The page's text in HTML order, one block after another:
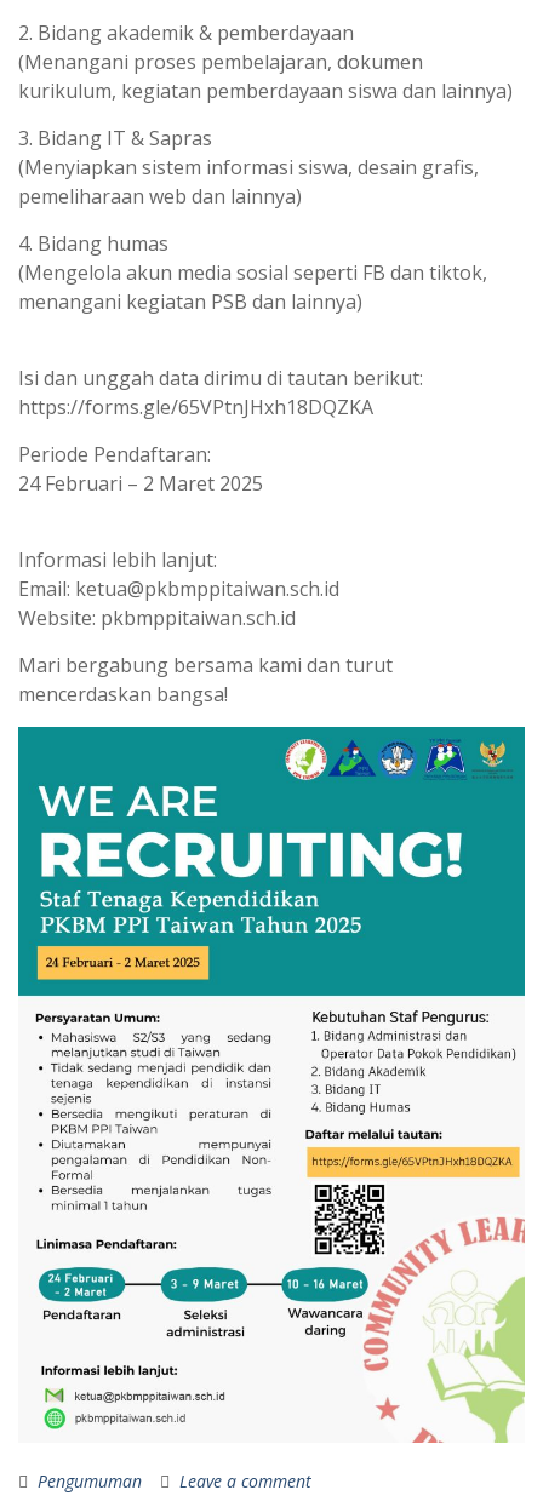
2. Bidang akademik & pemberdayaan
(Menangani proses pembelajaran, dokumen
kurikulum, kegiatan pemberdayaan siswa dan lainnya)
3. Bidang IT & Sapras
(Menyiapkan sistem informasi siswa, desain grafis,
pemeliharaan web dan lainnya)
4. Bidang humas
(Mengelola akun media sosial seperti FB dan tiktok,
menangani kegiatan PSB dan lainnya)
Isi dan unggah data dirimu di tautan berikut:
https://forms.gle/65VPtnJHxh18DQZKA
Periode Pendaftaran:
24 Februari – 2 Maret 2025
Informasi lebih lanjut:
Email: ketua@pkbmppitaiwan.sch.id
Website: pkbmppitaiwan.sch.id
Mari bergabung bersama kami dan turut
mencerdaskan bangsa!
Pengumuman Leave a comment